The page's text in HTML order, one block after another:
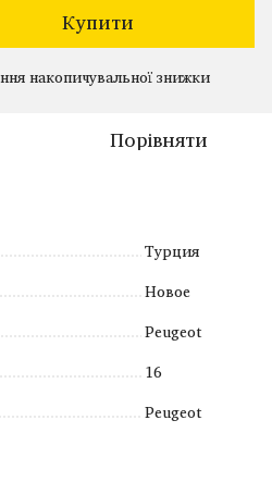
Купити
накопичувальної знижки
Порівняти
Турция
Новое
Peugeot
16
Peugeot